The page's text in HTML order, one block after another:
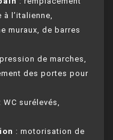
l’italienne,
muraux, de barres
de marches,
des portes pour
: WC surélevés,
: motorisation de